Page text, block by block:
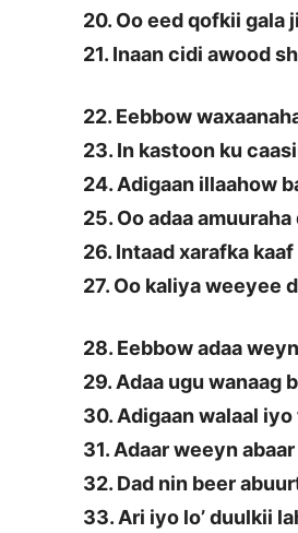
20. Oo eed qofkii gala
21. Inaan cidi awood
22. Eebbow
23. In kastoon ku
24. Adigaan illaahow
25. Oo adaa
26. Intaad xarafka
27. Oo kaliya weeyee
28. Eebbow adaa
29. Adaa ugu wanaag
30. Adigaan walaal
31. Adaar weeyn
32. Dad nin beer
33. Ari iyo lo’ duulkii